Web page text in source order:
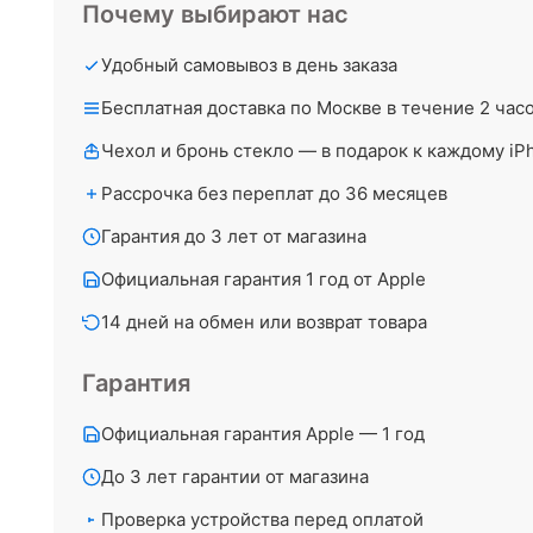
Почему выбирают нас
Удобный самовывоз в день заказа
Бесплатная доставка по Москве в течение 2
Чехол и бронь стекло — в подарок к каждому
Рассрочка без переплат до 36 месяцев
Гарантия до 3 лет от магазина
Официальная гарантия 1 год от Apple
14 дней на обмен или возврат товара
Гарантия
Официальная гарантия Apple — 1 год
До 3 лет гарантии от магазина
Проверка устройства перед оплатой